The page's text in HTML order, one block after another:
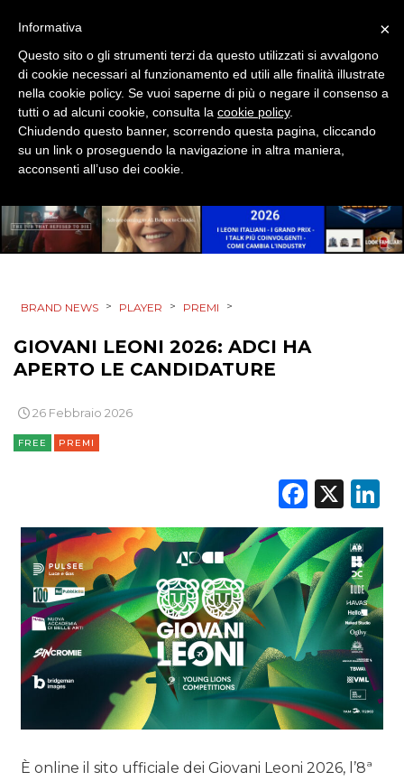
CINEMA
DIGITALE
EDITORIA
RADIO / AUDIO
DATI
RICERCHE
NORMATIVE
TREND
CASE HISTORY
OPINIONI
BRAND NEWS > PLAYER > PREMI >
GIOVANI LEONI 2026: ADCI HA
APERTO LE CANDIDATURE
26 Febbraio 2026
FREE PREMI
X
È online il sito ufficiale dei Giovani Leoni 2026, l’8ª
×
Informativa
Questo sito o gli strumenti terzi da questo utilizzati si avvalgono
di cookie necessari al funzionamento ed utili alle finalità illustrate
nella cookie policy. Se vuoi saperne di più o negare il consenso a
tutti o ad alcuni cookie, consulta la cookie policy.
Chiudendo questo banner, scorrendo questa pagina, cliccando
su un link o proseguendo la navigazione in altra maniera,
acconsenti all’uso dei cookie.